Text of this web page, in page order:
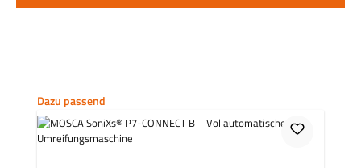
Produktgalerie überspringen
Dazu passend